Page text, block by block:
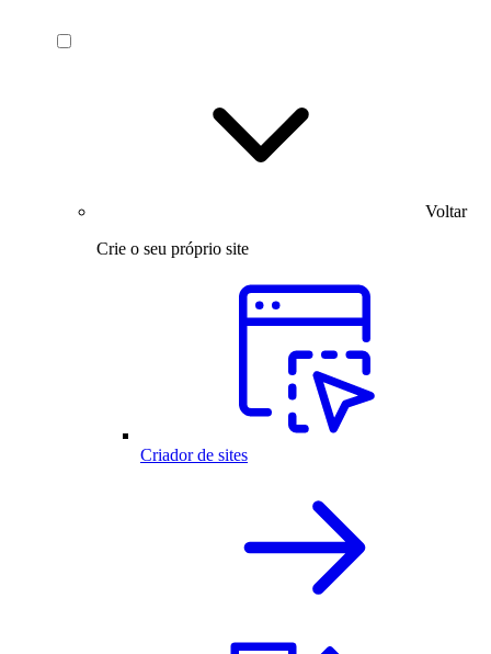
Voltar
Crie o seu próprio site
Criador de sites